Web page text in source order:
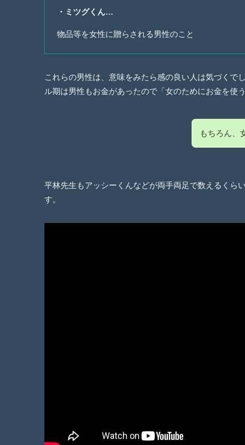
・ミツグくん…
物品等を女性に贈らされる男性のこと
これらの男性は、意味をみたら感の良い人は気づくで
ル期は男性もお金があったので「女のためにお金を使
もちろん、
平林先生もアッシーくんなどが両手両足で数えるくら
す。